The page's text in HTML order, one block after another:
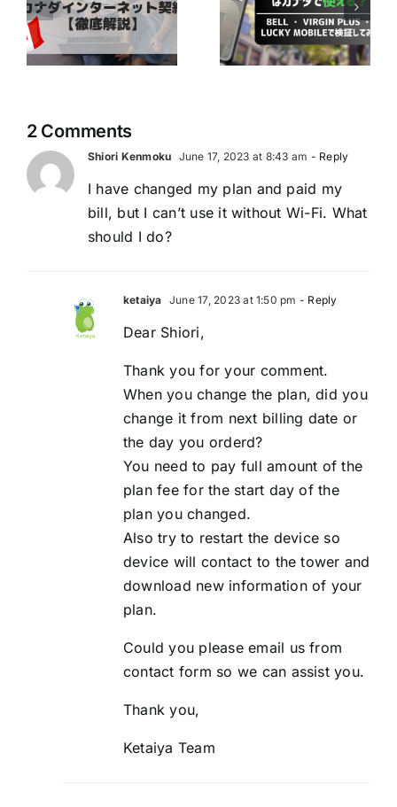
ダで使える？ ～
Bell ・ Virgin
Plus ・ Lucky
ーザー必見！
CraveのBasicプ
ランが無料で楽
しめるかも！？
2 Comments
Shiori Kenmoku June 17, 2023 at 8:43 am - Reply
I have changed my plan and paid my
bill, but I can’t use it without Wi-Fi. What
should I do?
ketaiya June 17, 2023 at 1:50 pm - Reply
Dear Shiori,
Thank you for your comment.
When you change the plan, did you
change it from next billing date or
the day you orderd?
You need to pay full amount of the
plan fee for the start day of the
plan you changed.
Also try to restart the device so
device will contact to the tower and
download new information of your
plan.
Could you please email us from
contact form so we can assist you.
Thank you,
Ketaiya Team